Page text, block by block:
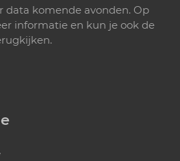
data komende avonden. Op
informatie en kun je ook de